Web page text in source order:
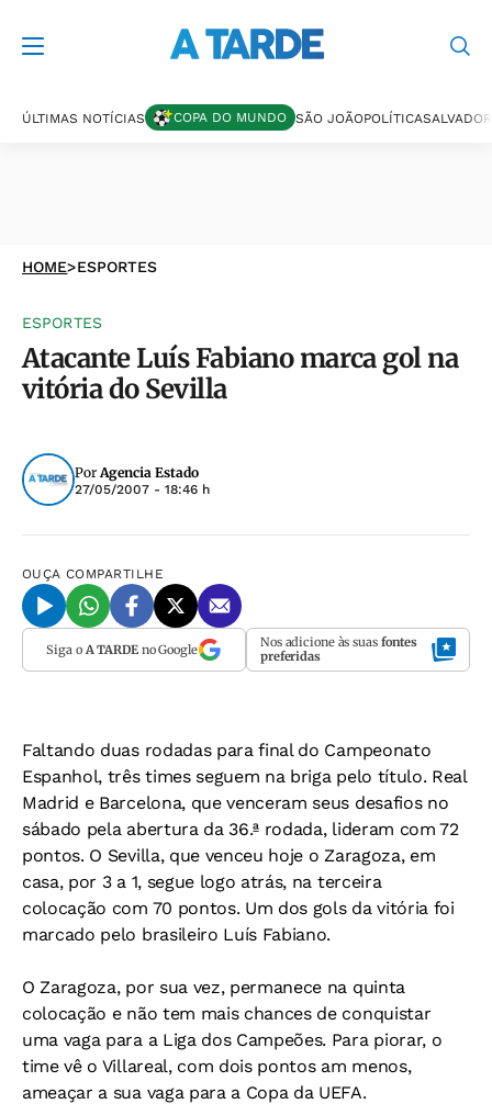
ÚLTIMAS NOTÍCIAS COPA DO MUNDO SÃO JOÃOPOLÍTICASALVADOR
HOME>ESPORTES
ESPORTES
Atacante Luís Fabiano marca gol na
vitória do Sevilla
PorAgencia Estado
27/05/2007 - 18:46 h
OUÇA COMPARTILHE
Siga o A TARDEno Google Nos adicione às suas fontes
preferidas
Faltando duas rodadas para final do Campeonato
Espanhol, três times seguem na briga pelo título. Real
Madrid e Barcelona, que venceram seus desafios no
sábado pela abertura da 36.ª rodada, lideram com 72
pontos. O Sevilla, que venceu hoje o Zaragoza, em
casa, por 3 a 1, segue logo atrás, na terceira
colocação com 70 pontos. Um dos gols da vitória foi
marcado pelo brasileiro Luís Fabiano.
O Zaragoza, por sua vez, permanece na quinta
colocação e não tem mais chances de conquistar
uma vaga para a Liga dos Campeões. Para piorar, o
time vê o Villareal, com dois pontos am menos,
ameaçar a sua vaga para a Copa da UEFA.